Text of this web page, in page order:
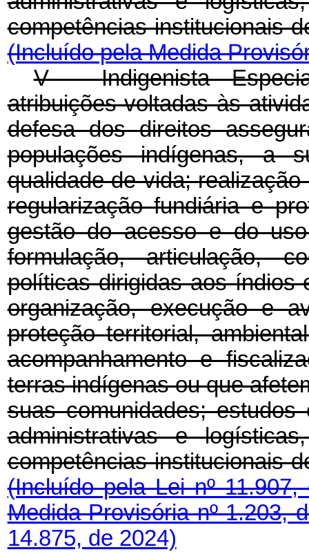
competências institucionais
(Incluído pela Medida
V - Indigenista
atribuições voltadas às
defesa dos direitos
populações indígenas, a
qualidade de vida;
regularização fundiária e
gestão do acesso e do
formulação, articulação,
políticas dirigidas aos índios
organização, execução e
proteção territorial,
acompanhamento e
terras indígenas ou que
suas comunidades;
administrativas e
competências institucionais
(Incluído pela Lei nº
Medida Provisória nº 1.203,
14.875, de 2024)